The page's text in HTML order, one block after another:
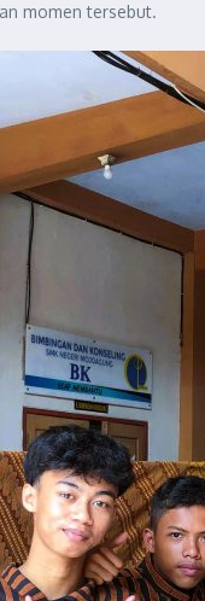
momen tersebut.